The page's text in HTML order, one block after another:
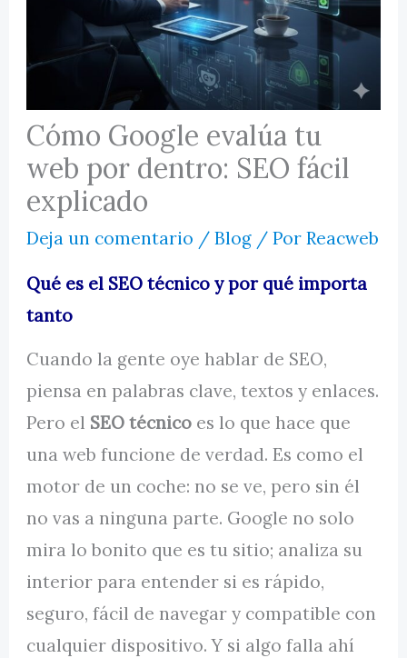
Cómo Google evalúa tu
web por dentro: SEO fácil
explicado
Deja un comentario /Blog / PorReacweb
Qué es el SEO técnico y por qué importa
tanto
Cuando la gente oye hablar de SEO,
piensa en palabras clave, textos y enlaces.
Pero el SEO técnico es lo que hace que
una web funcione de verdad. Es como el
motor de un coche: no se ve, pero sin él
no vas a ninguna parte. Google no solo
mira lo bonito que es tu sitio; analiza su
interior para entender si es rápido,
seguro, fácil de navegar y compatible con
cualquier dispositivo. Y si algo falla ahí
MI CUENTA